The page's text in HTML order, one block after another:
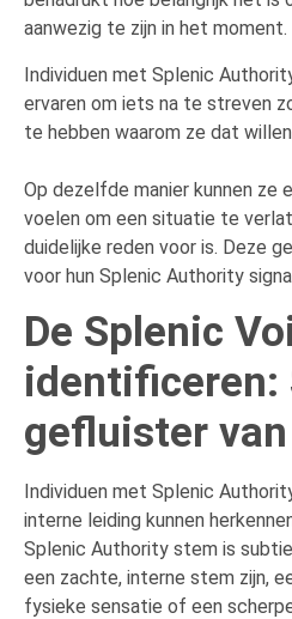
aanwezig te zijn in het moment.
Individuen met Splenic
ervaren om iets na te streven
te hebben waarom ze dat
Op dezelfde manier kunnen ze
voelen om een situatie te
duidelijke reden voor is. Deze
voor hun Splenic Authority
De Splenic
identificeren:
gefluister
Individuen met Splenic
interne leiding kunnen
Splenic Authority stem is
een zachte, interne stem zijn,
fysieke sensatie of een